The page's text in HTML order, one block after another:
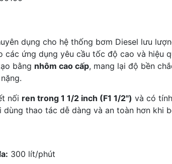
dụng cho hệ thống bơm Diesel lưu
các ứng dụng yêu cầu tốc độ cao và hiệu
bằng nhôm cao cấp, mang lại độ bền
nối ren trong 1 1/2 inch (F1 1/2") và có
dùng thao tác dễ dàng và an toàn hơn khi
300 lít/phút